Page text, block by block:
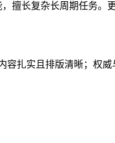
擅长复杂长周期任务。
扎实且排版清晰；权威